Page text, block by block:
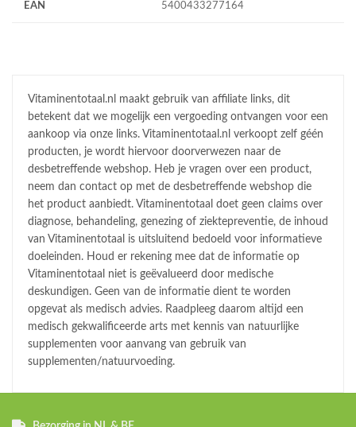
EAN 5400433277164
Vitaminentotaal.nl maakt gebruik van affiliate links, dit
betekent dat we mogelijk een vergoeding ontvangen voor een
aankoop via onze links. Vitaminentotaal.nl verkoopt zelf géén
producten, je wordt hiervoor doorverwezen naar de
desbetreffende webshop. Heb je vragen over een product,
neem dan contact op met de desbetreffende webshop die
het product aanbiedt. Vitaminentotaal doet geen claims over
diagnose, behandeling, genezing of ziektepreventie, de inhoud
van Vitaminentotaal is uitsluitend bedoeld voor informatieve
doeleinden. Houd er rekening mee dat de informatie op
Vitaminentotaal niet is geëvalueerd door medische
deskundigen. Geen van de informatie dient te worden
opgevat als medisch advies. Raadpleeg daarom altijd een
medisch gekwalificeerde arts met kennis van natuurlijke
supplementen voor aanvang van gebruik van
supplementen/natuurvoeding.